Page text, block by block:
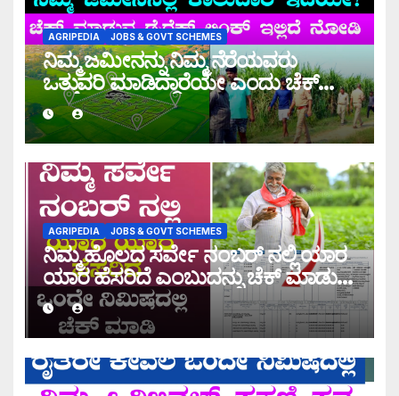
AGRIPEDIA JOBS & GOVT SCHEMES
ನಿಮ್ಮ ಜಮೀನನ್ನು ನಿಮ್ಮ ನೆರೆಯವರು
ಒತ್ತುವರಿ ಮಾಡಿದ್ದಾರೆಯೇ ಎಂದು ಚೆಕ್
ಮಾಡುವ ಡೈರೆಕ್ಟ್ ಲಿಂಕ್ ಇಲ್ಲಿದೆ ನೋಡಿ!
AGRIPEDIA JOBS & GOVT SCHEMES
ನಿಮ್ಮ ಹೊಲದ ಸರ್ವೇ ನಂಬರ್ ನಲ್ಲಿ ಯಾರ
ಯಾರ ಹೆಸರಿದೆ ಎಂಬುದನ್ನು ಚೆಕ್ ಮಾಡುವ
ಡೈರೆಕ್ಟ್ ಲಿಂಕ್ ಇಲ್ಲಿದೆ ನೋಡಿ!